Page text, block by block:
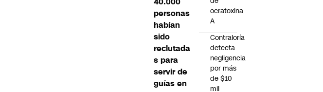
personas
habían
sido
reclutada
s para
servir de
guías en
ocratoxina
A
Contraloría
detecta
negligencia
por más
de $10
mil